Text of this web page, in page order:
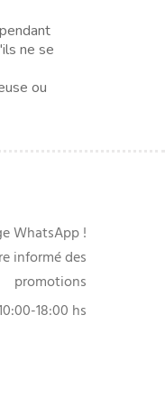
ne se
ou
WhatsApp !
informé des
promotions
18:00 hs